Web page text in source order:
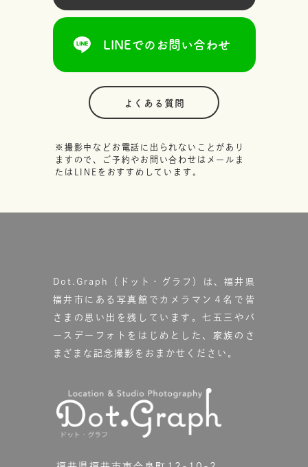
LINEでのお問い合わせ
よくある質問
※撮影中などお電話に出られないことがあり
ますので、ご予約やお問い合わせはメールま
たはLINEをおすすめしています。
Dot.Graph（ドット・グラフ）は、福井県
福井市にある写真館で カメラマン４名で皆
さまの思い出を残しています。七五三やバ
ースデーフォトをはじめとした、家族のさ
まざまな記念撮影をおまかせください。